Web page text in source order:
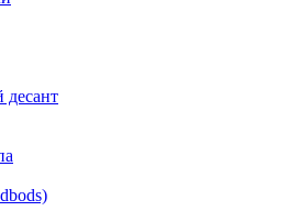
десант